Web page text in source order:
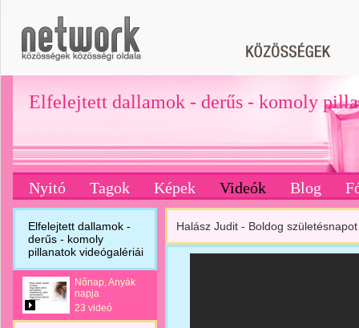
Elfelejtett dallamok - derűs - komoly
Nyitó Tagok Képek Videók Blog
Elfelejtett dallamok -
derűs - komoly
pillanatok videógalériái
Nőnap, Anyák
napja
23 videó
Halász Judit - Boldog születésnapot